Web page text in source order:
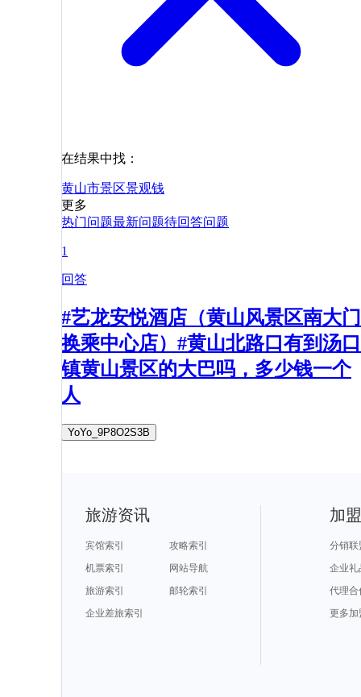
在结果中找：
黄山市景区景观钱
更多
热门问题最新问题待回答问题
1
回答
#艺龙安悦酒店（黄山风景区南大门
换乘中心店）#黄山北路口有到汤口
镇黄山景区的大巴吗，多少钱一个
人
YoYo_9P8O2S3B
旅游资讯
宾馆索引
攻略索引
机票索引
网站导航
旅游索引
邮轮索引
企业差旅索引
加
分销联
企业礼
代理合
更多加